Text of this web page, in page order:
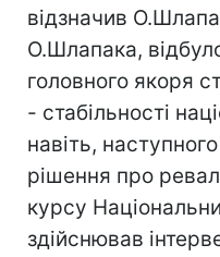
відзначив
О.Шлапака,
головного якоря
- стабільності
навіть,
рішення про
курсу
здійснював